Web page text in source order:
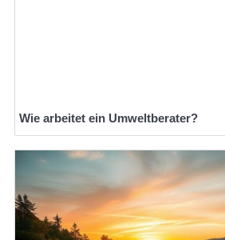
Wie arbeitet ein Umweltberater?